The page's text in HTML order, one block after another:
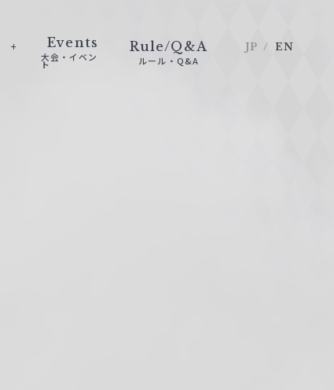
Events
大会・イベン
ト
Rule/Q&A
ルール・Q&A
JP EN